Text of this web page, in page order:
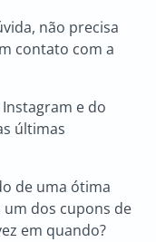
não precisa
contato com a
e do
últimas
de uma ótima
dos cupons de
em quando?